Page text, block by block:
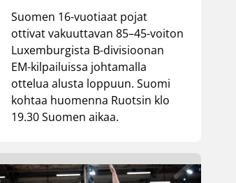
Suomen 16-vuotiaat pojat
ottivat vakuuttavan 85–45-voiton
Luxemburgista B-divisioonan
EM-kilpailuissa johtamalla
ottelua alusta loppuun. Suomi
kohtaa huomenna Ruotsin klo
19.30 Suomen aikaa.